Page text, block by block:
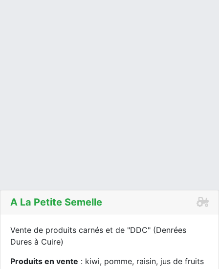
A La Petite Semelle
Vente de produits carnés et de "DDC" (Denrées
Dures à Cuire)
Produits en vente : kiwi, pomme, raisin, jus de fruits